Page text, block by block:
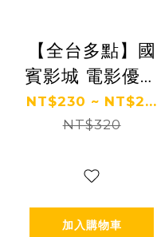
【全台多點】國
賓影城 電影優惠
票
NT$230 ~ NT$2...
NT$320
加入購物車